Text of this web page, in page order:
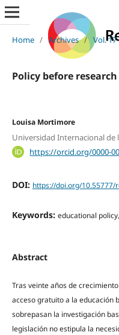
Home / Archives / Vol.
Policy before
Louisa Mortimore
Universidad Internacional de
https://orcid.org/0000-
DOI: https://doi.org/10.55777/
Keywords: educational
Abstract
Tras veinte años de
acceso gratuito a la educación
sobrepasan la investigación
legislación no estipula la